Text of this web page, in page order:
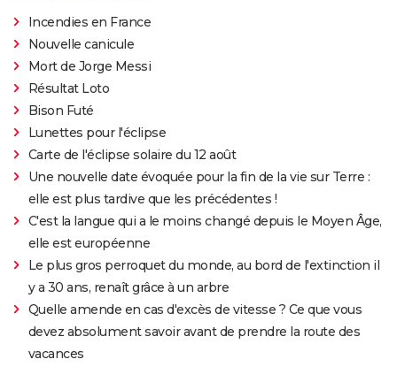
Incendies en France
Nouvelle canicule
Mort de Jorge Messi
Résultat Loto
Bison Futé
Lunettes pour l'éclipse
Carte de l'éclipse solaire du 12 août
Une nouvelle date évoquée pour la fin de la vie sur Terre :
elle est plus tardive que les précédentes !
C'est la langue qui a le moins changé depuis le Moyen Âge,
elle est européenne
Le plus gros perroquet du monde, au bord de l'extinction il
y a 30 ans, renaît grâce à un arbre
Quelle amende en cas d'excès de vitesse ? Ce que vous
devez absolument savoir avant de prendre la route des
vacances